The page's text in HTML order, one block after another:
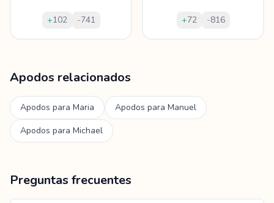
+102 -741 +72 -816
Apodos relacionados
Apodos para Maria Apodos para Manuel
Apodos para Michael
Preguntas frecuentes